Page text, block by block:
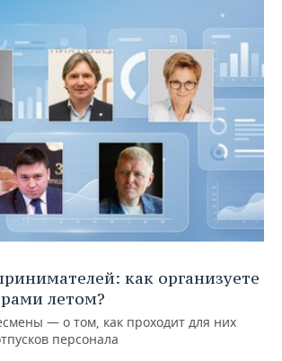
как организуете
летом?
— о том, как проходит для них
персонала